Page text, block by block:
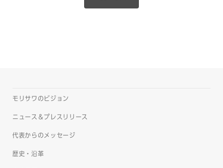
モリサワのビジョン
ニュース＆プレスリリース
代表からのメッセージ
歴史・沿革